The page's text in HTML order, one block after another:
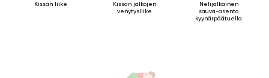
Kissan liike
Kissan jalkojen
venytysliike
Nelijalkainen
sauva-asento
kyynärpäätuella